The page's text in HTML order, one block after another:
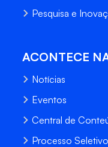
Pesquisa e
ACONTECE
Notícias
Eventos
Central de
Processo Seletivo